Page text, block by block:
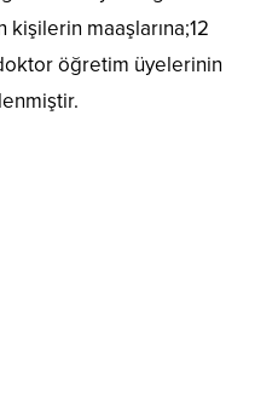
kişilerin maaşlarına;12
öğretim üyelerinin